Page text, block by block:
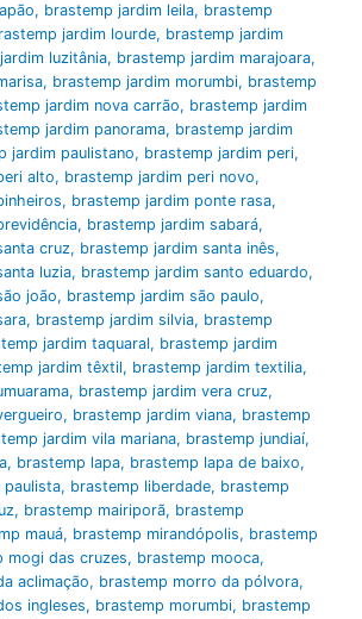
, brastemp jardim leila, brastemp
jardim lourde, brastemp jardim
luzitânia, brastemp jardim marajoara,
, brastemp jardim morumbi, brastemp
jardim nova carrão, brastemp jardim
jardim panorama, brastemp jardim
jardim paulistano, brastemp jardim peri,
alto, brastemp jardim peri novo,
, brastemp jardim ponte rasa,
, brastemp jardim sabará,
cruz, brastemp jardim santa inês,
luzia, brastemp jardim santo eduardo,
joão, brastemp jardim são paulo,
, brastemp jardim silvia, brastemp
jardim taquaral, brastemp jardim
jardim têxtil, brastemp jardim textilia,
, brastemp jardim vera cruz,
, brastemp jardim viana, brastemp
jardim vila mariana, brastemp jundiaí,
, brastemp lapa, brastemp lapa de baixo,
paulista, brastemp liberdade, brastemp
, brastemp mairiporã, brastemp
mauá, brastemp mirandópolis, brastemp
mogi das cruzes, brastemp mooca,
aclimação, brastemp morro da pólvora,
ingleses, brastemp morumbi, brastemp